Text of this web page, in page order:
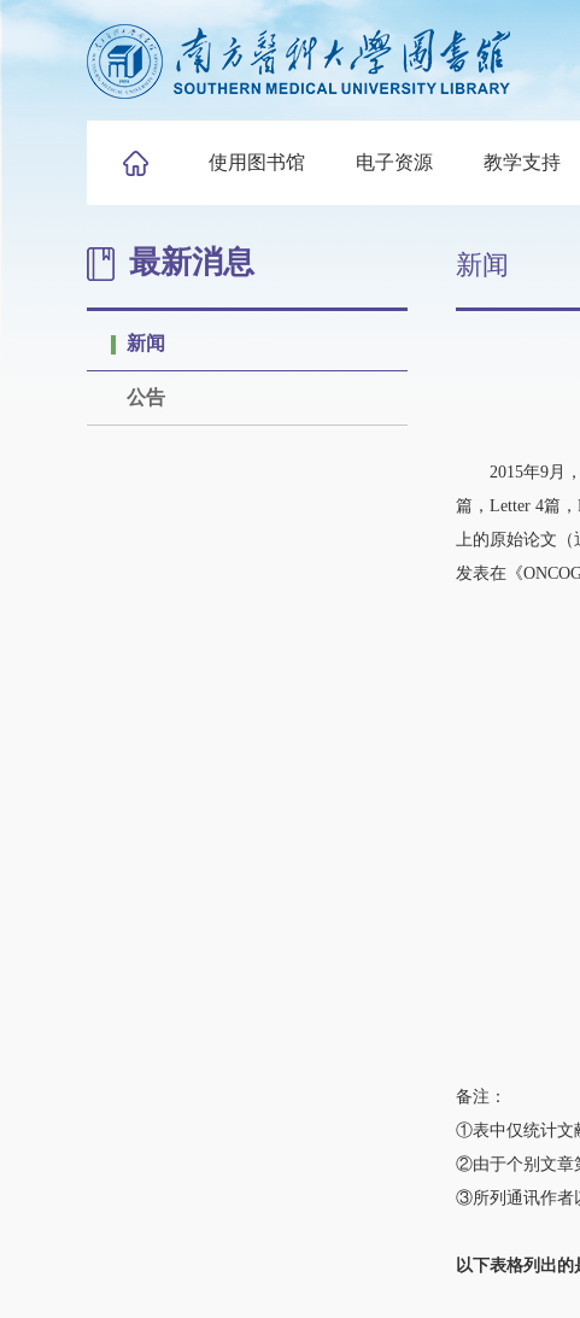
使用图书馆 电子资源 教学支持
最新消息
新闻
公告
新闻
2015年9月，
篇，Letter 4篇
上的原始论文（
发表在《
备注：
①表中仅统计文
②由于个别文章
③所列通讯作者
以下表格列出的